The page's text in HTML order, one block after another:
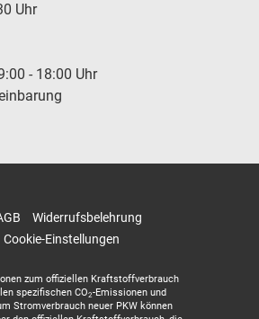
Uhr
- 18:00 Uhr
Widerrufsbelehrung
Cookie-Einstellungen
zum offiziellen Kraftstoffverbrauch
spezifischen CO2-Emissionen und
Stromverbrauch neuer PKW können